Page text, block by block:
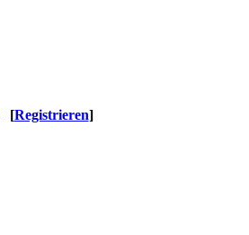
[Registrieren]